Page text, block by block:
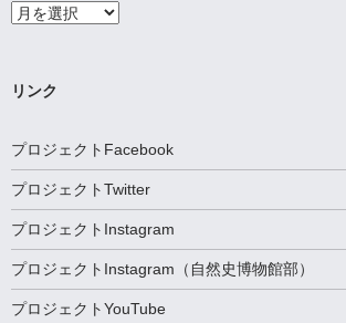
ア
ー
ブ
リンク
プロジェクトFacebook
プロジェクトTwitter
プロジェクトInstagram
プロジェクトInstagram（自然史博物館部）
プロジェクトYouTube